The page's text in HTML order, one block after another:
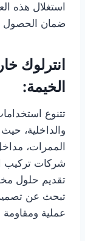
استغلال هذه
ضمان الحصول
انترلوك
الخيمة:
تتنوع
والداخلية،
الممرات،
شركات تركيب
تقديم حلول
تبحث عن
عملية ومقاومة